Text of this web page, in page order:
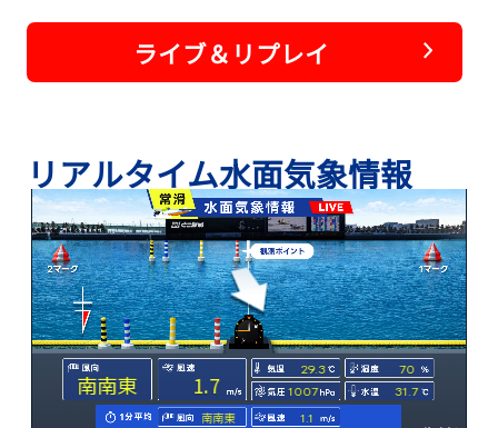
ライブ＆リプレイ
リアルタイム水面気象情報